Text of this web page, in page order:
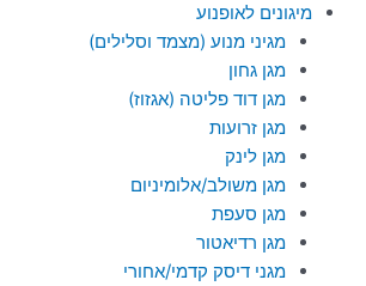
מיגונים לאופנוע
מגיני מנוע (מצמד וסלילים)
מגן גחון
מגן דוד פליטה (אגזוז)
מגן זרועות
מגן לינק
מגן משולב/אלומיניום
מגן סעפת
מגן רדיאטור
מגני דיסק קדמי/אחורי